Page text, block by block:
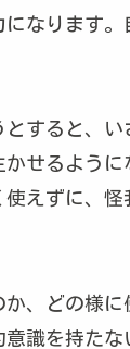
なります。
すると、い
せるように
えずに、怪
、どの様に
識を持たな